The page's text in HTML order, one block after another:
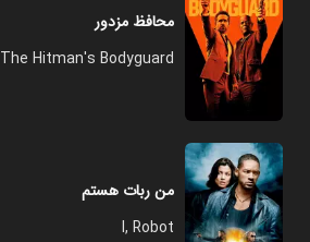
محافظ مزدور
The Hitman's Bodyguard
من ربات هستم
I, Robot